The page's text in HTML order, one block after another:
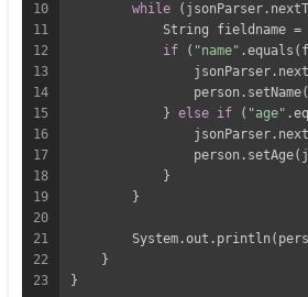
10
11
12
13
14
15
16
17
18
19
20
21
22
23
while
String fieldname
if ( "name"
            }
else if ( "age"
            }
        }
    }
}